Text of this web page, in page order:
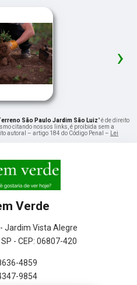
›
São Paulo Jardim São Luiz" é de direito
citando nossos links, é proibida sem a
autoral – artigo 184 do Código Penal –
Lei
Verde
Jardim Vista Alegre
- CEP: 06807-420
4859
9854